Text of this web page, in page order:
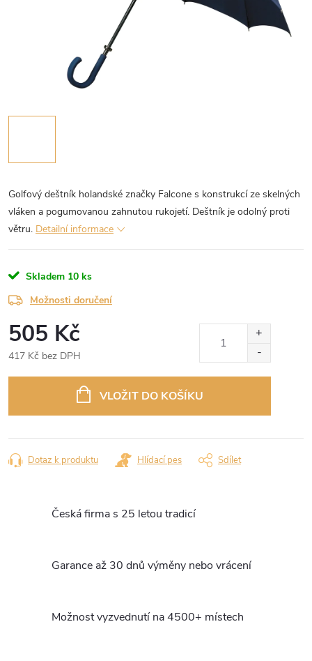
Golfový deštník holandské značky Falcone s konstrukcí ze skelných
vláken a pogumovanou zahnutou rukojetí. Deštník je odolný proti
větru. Detailní informace
Skladem 10 ks
Možnosti doručení
505 Kč
417 Kč bez DPH
VLOŽIT DO KOŠÍKU
Dotaz k produktu Hlídací pes Sdílet
Česká firma s 25 letou tradicí
Garance až 30 dnů výměny nebo vrácení
Možnost vyzvednutí na 4500+ místech